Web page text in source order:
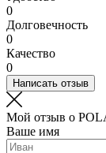
0
Долговечность
0
Качество
0
Написать отзыв
Мой отзыв о
Ваше имя